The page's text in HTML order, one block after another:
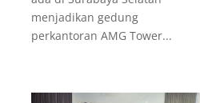
menjadikan gedung
perkantoran AMG Tower...